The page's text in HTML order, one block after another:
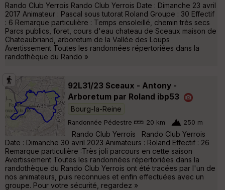
Rando Club Yerrois Rando Club Yerrois Date : Dimanche 23 avril
2017 Animateur : Pascal sous tutorat Roland Groupe : 30 Effectif
: 6 Remarque particulière : Temps ensoleillé, chemin très secs
Parcs publics, foret, cours d'eau chateau de Sceaux maison de
Chateaubriand, arboretum de la Vallée des Loups
Avertissement Toutes les randonnées répertoriées dans la
randothèque du Rando »
92L31/23 Sceaux - Antony -
Arboretum par Roland ibp53
Bourg-la-Reine
Randonnée Pédestre 20 km 250 m
Rando Club Yerrois Rando Club Yerrois
Date : Dimanche 30 avril 2023 Animateurs : Roland Effectif : 26
Remarque particulière :Très joli parcours en cette saison
Avertissement Toutes les randonnées répertoriées dans la
randothèque du Rando Club Yerrois ont été tracées par l'un de
nos animateurs, puis reconnues et enfin effectuées avec un
groupe. Pour votre sécurité, regardez »